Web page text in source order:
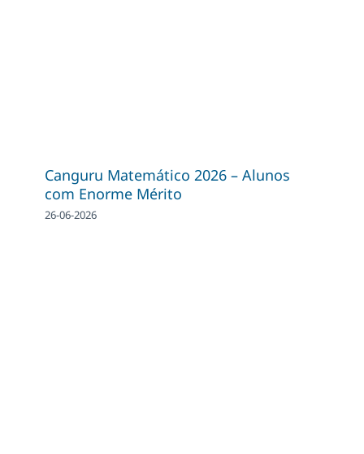
Canguru Matemático 2026 – Alunos
com Enorme Mérito
26-06-2026